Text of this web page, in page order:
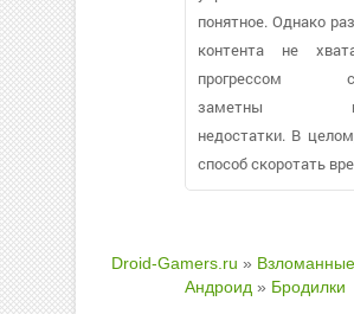
понятное. Однако
контента не
прогрессом
заметны
недостатки. В
способ скоротать
Droid-Gamers.ru »
Андроид » Бродилки